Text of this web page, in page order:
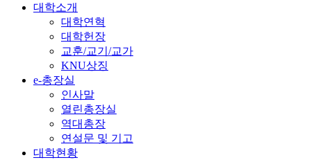
대학소개
대학연혁
대학헌장
교훈/교기/교가
KNU상징
e-총장실
인사말
열린총장실
역대총장
연설문 및 기고
대학현황